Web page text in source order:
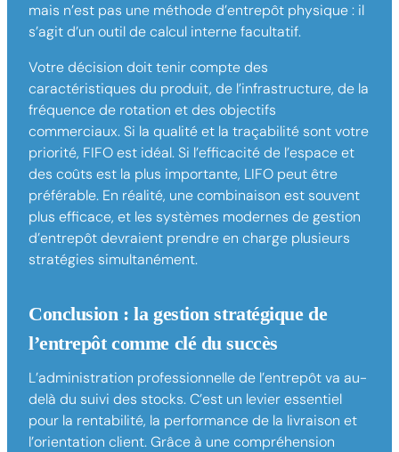
mais n’est pas une méthode d’entrepôt physique : il
s’agit d’un outil de calcul interne facultatif.
Votre décision doit tenir compte des
caractéristiques du produit, de l’infrastructure, de la
fréquence de rotation et des objectifs
commerciaux. Si la qualité et la traçabilité sont votre
priorité, FIFO est idéal. Si l’efficacité de l’espace et
des coûts est la plus importante, LIFO peut être
préférable. En réalité, une combinaison est souvent
plus efficace, et les systèmes modernes de gestion
d’entrepôt devraient prendre en charge plusieurs
stratégies simultanément.
Conclusion : la gestion stratégique de
l’entrepôt comme clé du succès
L’administration professionnelle de l’entrepôt va au-
delà du suivi des stocks. C’est un levier essentiel
pour la rentabilité, la performance de la livraison et
l’orientation client. Grâce à une compréhension